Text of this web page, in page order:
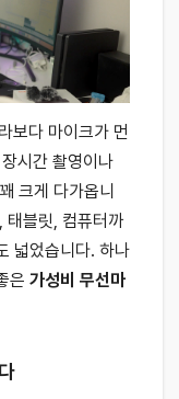
보다 마이크가 먼
시간 촬영이나
크게 다가옵니
태블릿, 컴퓨터까
넓었습니다. 하나
은 가성비 무선마